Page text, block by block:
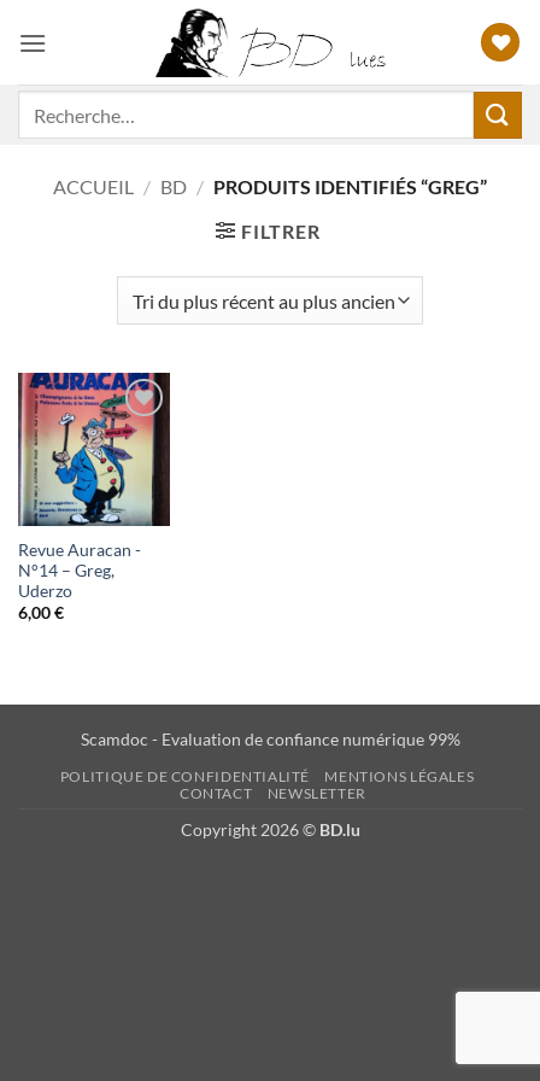
ACCUEIL / BD / PRODUITS IDENTIFIÉS “GREG”
FILTRER
Ajouter
à ma
liste
Revue Auracan -
N°14 – Greg,
Uderzo
6,00€
Scamdoc - Evaluation de confiance numérique 99%
POLITIQUE DE CONFIDENTIALITÉ
MENTIONS LÉGALES
CONTACT
NEWSLETTER
Copyright 2026 © BD.lu